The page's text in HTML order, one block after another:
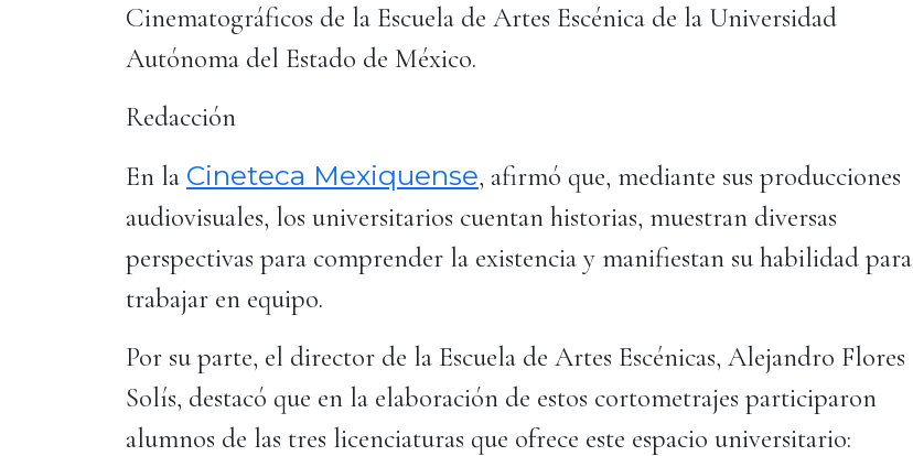
Cinematográficos de la Escuela de Artes Escénica de la Universidad
Autónoma del Estado de México.
Redacción
En la Cineteca Mexiquense, afirmó que, mediante sus producciones
audiovisuales, los universitarios cuentan historias, muestran diversas
perspectivas para comprender la existencia y manifiestan su habilidad para
trabajar en equipo.
Por su parte, el director de la Escuela de Artes Escénicas, Alejandro Flores
Solís, destacó que en la elaboración de estos cortometrajes participaron
alumnos de las tres licenciaturas que ofrece este espacio universitario: